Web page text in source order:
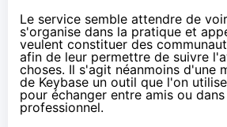
Le service semble attendre de
s'organise dans la pratique et
veulent constituer des
afin de leur permettre de suivre
choses. Il s'agit néanmoins d'une
de Keybase un outil que l'on
pour échanger entre amis ou
professionnel.